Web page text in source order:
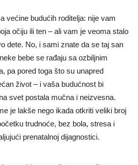
većine budućih roditelja: nije vam
očiju ili ten – ali vam je veoma stalo
dete. No, i sami znate da se taj san
bebe se rađaju sa ozbiljnim
pa pored toga što su unapred
život – i vaša budućnost bi
svet postala mučna i neizvesna.
je lakše nego ikada otkriti veliki broj
trudnoće, bez bola, stresa i
prenatalnoj dijagnostici.